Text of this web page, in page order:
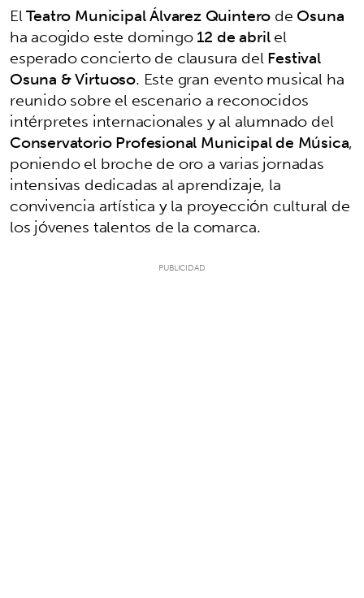
ElTeatro Municipal Álvarez QuinterodeOsuna
ha acogido este domingo12 de abrilel
esperado concierto de clausura delFestival
Osuna & Virtuoso. Este gran evento musical ha
reunido sobre el escenario a reconocidos
intérpretes internacionales y al alumnado del
Conservatorio Profesional Municipal de Música,
poniendo el broche de oro a varias jornadas
intensivas dedicadas al aprendizaje, la
convivencia artística y la proyección cultural de
los jóvenes talentos de la comarca.